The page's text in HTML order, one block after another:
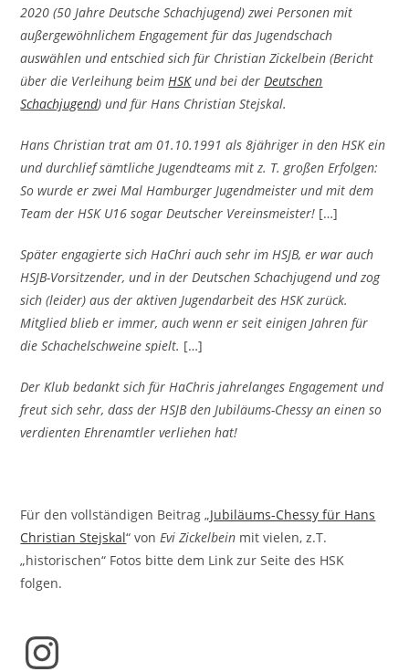
2020 (50 Jahre Deutsche Schachjugend) zwei Personen mit
außergewöhnlichem Engagement für das Jugendschach
auswählen und entschied sich für Christian Zickelbein (Bericht
über die Verleihung beimHSKund bei derDeutschen
Schachjugend) und für Hans Christian Stejskal.
Hans Christian trat am 01.10.1991 als 8jähriger in den HSK ein
und durchlief sämtliche Jugendteams mit z. T. großen Erfolgen:
So wurde er zwei Mal Hamburger Jugendmeister und mit dem
Team der HSK U16 sogar Deutscher Vereinsmeister! […]
Später engagierte sich HaChri auch sehr im HSJB, er war auch
HSJB-Vorsitzender, und in der Deutschen Schachjugend und zog
sich (leider) aus der aktiven Jugendarbeit des HSK zurück.
Mitglied blieb er immer, auch wenn er seit einigen Jahren für
die Schachelschweine spielt. […]
Der Klub bedankt sich für HaChris jahrelanges Engagement und
freut sich sehr, dass der HSJB den Jubiläums-Chessy an einen so
verdienten Ehrenamtler verliehen hat!
Für den vollständigen Beitrag „Jubiläums-Chessy für Hans
Christian Stejskal“ vonEvi Zickelbein mit vielen, z.T.
„historischen“ Fotos bitte dem Link zur Seite des HSK
folgen.
Instagram